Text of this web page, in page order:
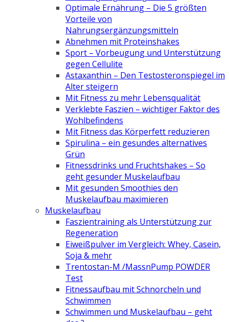
Optimale Ernährung – Die 5 größten
Vorteile von
Nahrungsergänzungsmitteln
Abnehmen mit Proteinshakes
Sport – Vorbeugung und Unterstützung
gegen Cellulite
Astaxanthin – Den Testosteronspiegel im
Alter steigern
Mit Fitness zu mehr Lebensqualität
Verklebte Faszien – wichtiger Faktor des
Wohlbefindens
Mit Fitness das Körperfett reduzieren
Spirulina – ein gesundes alternatives
Grün
Fitnessdrinks und Fruchtshakes – So
geht gesunder Muskelaufbau
Mit gesunden Smoothies den
Muskelaufbau maximieren
Muskelaufbau
Faszientraining als Unterstützung zur
Regeneration
Eiweißpulver im Vergleich: Whey, Casein,
Soja & mehr
Trentostan-M /MassnPump POWDER
Test
Fitnessaufbau mit Schnorcheln und
Schwimmen
Schwimmen und Muskelaufbau – geht